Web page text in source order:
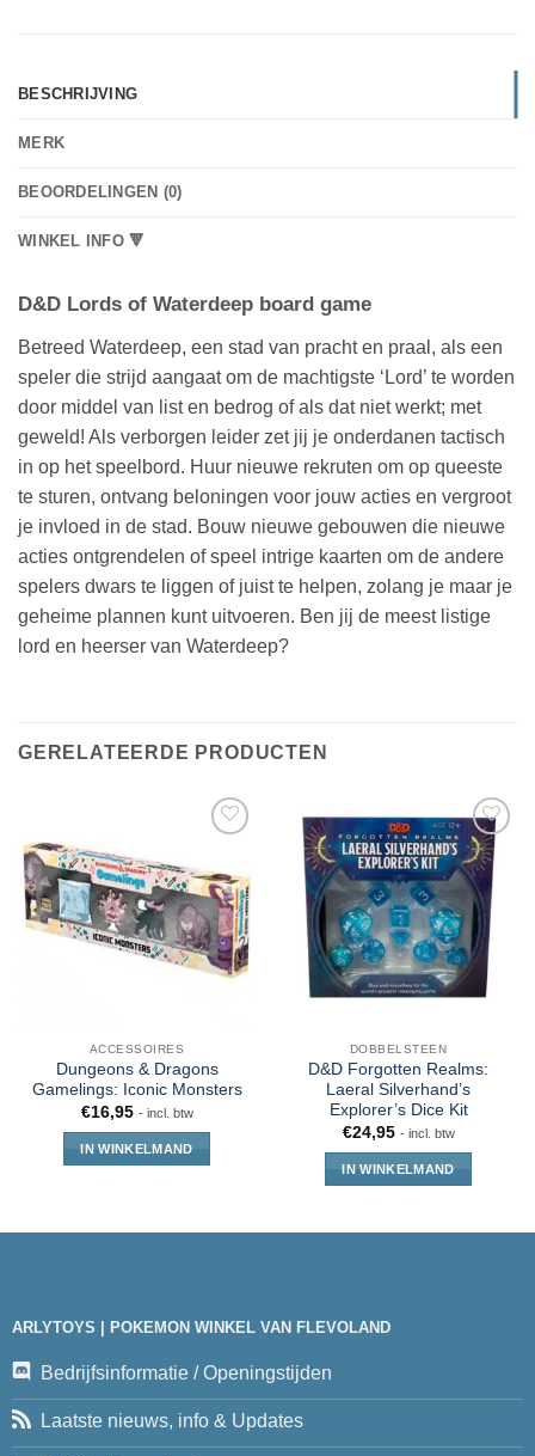
BESCHRIJVING
MERK
BEOORDELINGEN (0)
WINKEL INFO 🔻
D&D Lords of Waterdeep board game
Betreed Waterdeep, een stad van pracht en praal, als een
speler die strijd aangaat om de machtigste ‘Lord’ te worden
door middel van list en bedrog of als dat niet werkt; met
geweld! Als verborgen leider zet jij je onderdanen tactisch
in op het speelbord. Huur nieuwe rekruten om op queeste
te sturen, ontvang beloningen voor jouw acties en vergroot
je invloed in de stad. Bouw nieuwe gebouwen die nieuwe
acties ontgrendelen of speel intrige kaarten om de andere
spelers dwars te liggen of juist te helpen, zolang je maar je
geheime plannen kunt uitvoeren. Ben jij de meest listige
lord en heerser van Waterdeep?
GERELATEERDE PRODUCTEN
ACCESSOIRES
Dungeons & Dragons
Gamelings: Iconic Monsters
€16,95 - incl. btw
IN WINKELMAND
DOBBELSTEEN
D&D Forgotten Realms:
Laeral Silverhand’s
Explorer’s Dice Kit
€24,95 - incl. btw
IN WINKELMAND
ARLYTOYS | POKEMON WINKEL VAN FLEVOLAND
Bedrijfsinformatie / Openingstijden
Laatste nieuws, info & Updates